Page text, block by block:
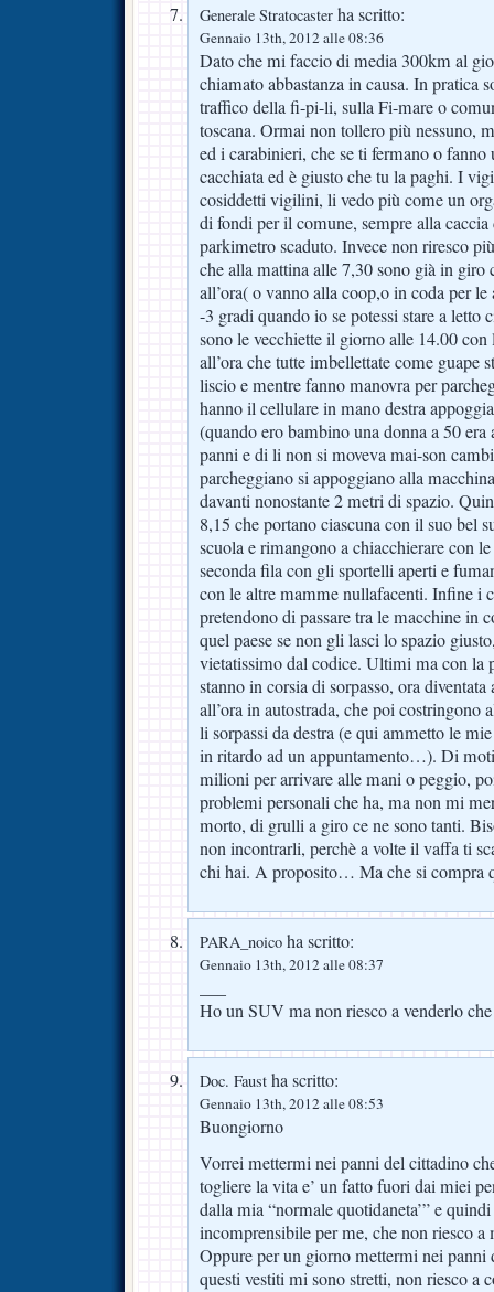
Generale Stratocaster ha scritto:
Gennaio 13th, 2012 alle 08:36
Dato che mi faccio di media 300km al
chiamato abbastanza in causa. In pratica
traffico della fi-pi-li, sulla Fi-mare o
toscana. Ormai non tollero più nessuno,
ed i carabinieri, che se ti fermano o
cacchiata ed è giusto che tu la paghi. I
cosiddetti vigilini, li vedo più come un
di fondi per il comune, sempre alla
parkimetro scaduto. Invece non riresco
che alla mattina alle 7,30 sono già in
all’ora( o vanno alla coop,o in coda per
-3 gradi quando io se potessi stare a letto
sono le vecchiette il giorno alle 14.00
all’ora che tutte imbellettate come guape
liscio e mentre fanno manovra per
hanno il cellulare in mano destra
(quando ero bambino una donna a 50
panni e di li non si moveva mai-son
parcheggiano si appoggiano alla
davanti nonostante 2 metri di spazio.
8,15 che portano ciascuna con il suo bel
scuola e rimangono a chiacchierare con
seconda fila con gli sportelli aperti e
con le altre mamme nullafacenti. Infine i
pretendono di passare tra le macchine in
quel paese se non gli lasci lo spazio
vietatissimo dal codice. Ultimi ma con la
stanno in corsia di sorpasso, ora
all’ora in autostrada, che poi costringono
li sorpassi da destra (e qui ammetto le
in ritardo ad un appuntamento…). Di
milioni per arrivare alle mani o peggio,
problemi personali che ha, ma non mi
morto, di grulli a giro ce ne sono tanti.
non incontrarli, perchè a volte il vaffa ti
chi hai. A proposito… Ma che si compra
PARA_noico ha scritto:
Gennaio 13th, 2012 alle 08:37
Ho un SUV ma non riesco a venderlo
Doc. Faust ha scritto:
Gennaio 13th, 2012 alle 08:53
Buongiorno
Vorrei mettermi nei panni del cittadino
togliere la vita e’ un fatto fuori dai miei
dalla mia “normale quotidaneta’” e
incomprensibile per me, che non riesco
Oppure per un giorno mettermi nei
questi vestiti mi sono stretti, non riesco a